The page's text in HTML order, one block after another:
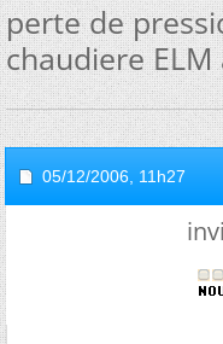
perte de
chaudiere ELM
05/12/2006, 11h27